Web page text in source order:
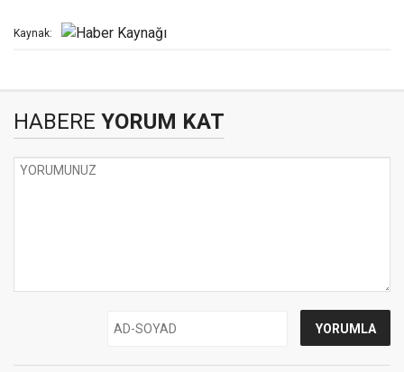
Kaynak:
HABERE YORUM KAT